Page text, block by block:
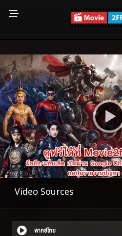
Video Sources
พากย์ไทย